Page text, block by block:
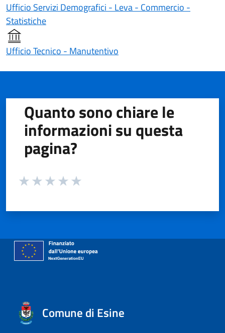
Ufficio Servizi Demografici - Leva - Commercio -
Statistiche
Ufficio Tecnico - Manutentivo
Quanto sono chiare le
informazioni su questa
pagina?
Valuta da 1 a 5 stelle la pagina
Comune di Esine